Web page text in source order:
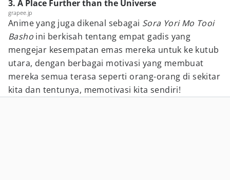
3. A Place Further than the Universe
grapee.jp
Anime yang juga dikenal sebagai Sora Yori Mo Tooi
Basho ini berkisah tentang empat gadis yang
mengejar kesempatan emas mereka untuk ke kutub
utara, dengan berbagai motivasi yang membuat
mereka semua terasa seperti orang-orang di sekitar
kita dan tentunya, memotivasi kita sendiri!